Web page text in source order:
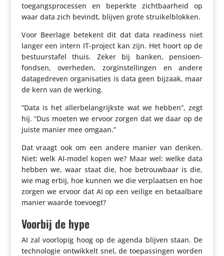
toegangs­pro­cessen en beperkte zicht­baar­heid op
waar data zich bevindt, blijven grote struikelblokken.
Voor Beerlage betekent dit dat data readiness niet
langer een intern IT-project kan zijn. Het hoort op de
bestuurs­tafel thuis. Zeker bij banken, pensi­oen­
fondsen, overheden, zorg­in­stel­lingen en andere
data­ge­dreven orga­ni­sa­ties is data geen bijzaak, maar
de kern van de werking.
“Data is het aller­be­lang­rijkste wat we hebben”, zegt
hij. “Dus moeten we ervoor zorgen dat we daar op de
juiste manier mee omgaan.”
Dat vraagt ook om een andere manier van denken.
Niet: welk AI-model kopen we? Maar wel: welke data
hebben we, waar staat die, hoe betrouw­baar is die,
wie mag erbij, hoe kunnen we die verplaatsen en hoe
zorgen we ervoor dat AI op een veilige en betaal­bare
manier waarde toevoegt?
Voorbij de hype
AI zal voorlopig hoog op de agenda blijven staan. De
tech­no­logie ontwik­kelt snel, de toepas­singen worden